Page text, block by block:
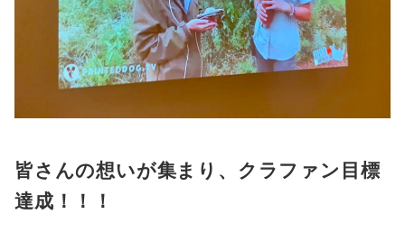
皆さんの想いが集まり、クラファン目標
達成！！！